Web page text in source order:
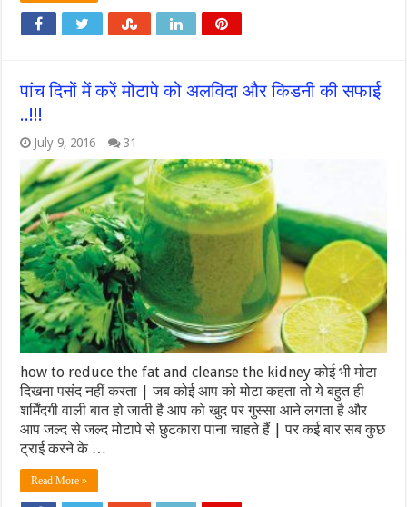
पांच दिनों में करें मोटापे को अलविदा और किडनी की सफाई
..!!!
July 9, 2016 31
how to reduce the fat and cleanse the kidney कोई भी मोटा
दिखना पसंद नहीं करता | जब कोई आप को मोटा कहता तो ये बहुत ही
शर्मिंदगी वाली बात हो जाती है आप को खुद पर गुस्सा आने लगता है और
आप जल्द से जल्द मोटापे से छुटकारा पाना चाहते हैं | पर कई बार सब कुछ
ट्राई करने के …
Read More »